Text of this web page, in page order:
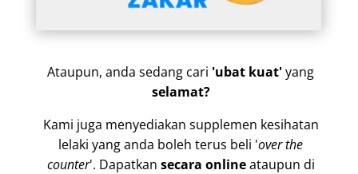
Ataupun, anda sedang cari 'ubat kuat'yang
selamat?
Kami juga menyediakan supplemen kesihatan
lelaki yang anda boleh terus beli 'over the
counter'. Dapatkan secara onlineataupun di